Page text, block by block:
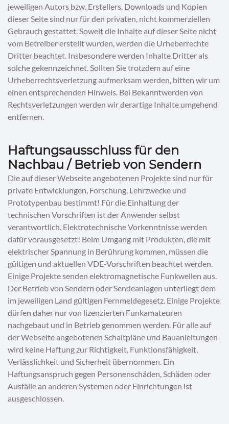
jeweiligen Autors bzw. Erstellers. Downloads und Kopien
dieser Seite sind nur für den privaten, nicht kommerziellen
Gebrauch gestattet. Soweit die Inhalte auf dieser Seite nicht
vom Betreiber erstellt wurden, werden die Urheberrechte
Dritter beachtet. Insbesondere werden Inhalte Dritter als
solche gekennzeichnet. Sollten Sie trotzdem auf eine
Urheberrechtsverletzung aufmerksam werden, bitten wir um
einen entsprechenden Hinweis. Bei Bekanntwerden von
Rechtsverletzungen werden wir derartige Inhalte umgehend
entfernen.
Haftungsausschluss für den
Nachbau / Betrieb von Sendern
Die auf dieser Webseite angebotenen Projekte sind nur für
private Entwicklungen, Forschung, Lehrzwecke und
Prototypenbau bestimmt! Für die Einhaltung der
technischen Vorschriften ist der Anwender selbst
verantwortlich. Elektrotechnische Vorkenntnisse werden
dafür vorausgesetzt! Beim Umgang mit Produkten, die mit
elektrischer Spannung in Berührung kommen, müssen die
gültigen und aktuellen VDE-Vorschriften beachtet werden.
Einige Projekte senden elektromagnetische Funkwellen aus.
Der Betrieb von Sendern oder Sendeanlagen unterliegt dem
im jeweiligen Land gültigen Fernmeldegesetz. Einige Projekte
dürfen daher nur von lizenzierten Funkamateuren
nachgebaut und in Betrieb genommen werden. Für alle auf
der Webseite angebotenen Schaltpläne und Bauanleitungen
wird keine Haftung zur Richtigkeit, Funktionsfähigkeit,
Verlässlichkeit und Sicherheit übernommen. Ein
Haftungsanspruch gegen Personenschäden, Schäden oder
Ausfälle an anderen Systemen oder Einrichtungen ist
ausgeschlossen.